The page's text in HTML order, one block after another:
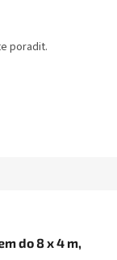
poradit.
do 8 x 4 m,